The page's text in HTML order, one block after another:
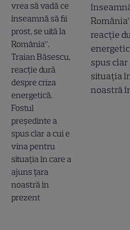
reacție
spus
situația
noastră